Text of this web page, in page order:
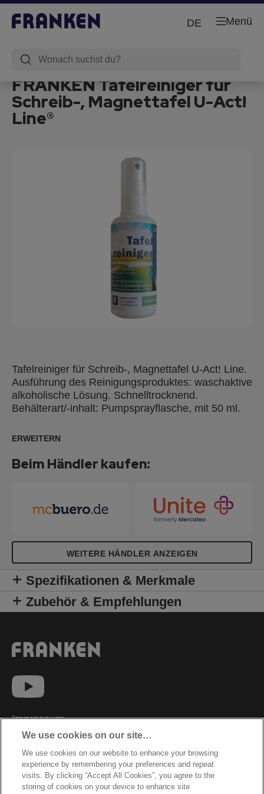
Menü
DE
FRANKEN Tafelreiniger für
Schreib-, Magnettafel U-Act!
Line®
Tafelreiniger für Schreib-, Magnettafel U-Act! Line.
Ausführung des Reinigungsproduktes: waschaktive
alkoholische Lösung. Schnelltrocknend.
Behälterart/-inhalt: Pumpsprayflasche, mit 50 ml.
ERWEITERN
Beim Händler kaufen:
WEITERE HÄNDLER ANZEIGEN
Spezifikationen & Merkmale
Zubehör & Empfehlungen
Impressum
Datenschutzhinweise
Datenzugriffsberechtigung
Sicherheitsdatenblätter
We use cookies on our site…
We use cookies on our website to enhance your browsing
experience by remembering your preferences and repeat
visits. By clicking “Accept All Cookies”, you agree to the
storing of cookies on your device to enhance site